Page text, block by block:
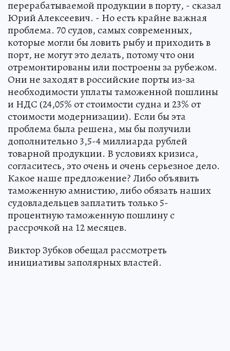
перерабатываемой продукции в порту, - сказал
Юрий Алексеевич. - Но есть крайне важная
проблема. 70 судов, самых современных,
которые могли бы ловить рыбу и приходить в
порт, не могут это делать, потому что они
отремонтированы или построены за рубежом.
Они не заходят в российские порты из-за
необходимости уплаты таможенной пошлины
и НДС (24,05% от стоимости судна и 23% от
стоимости модернизации). Если бы эта
проблема была решена, мы бы получили
дополнительно 3,5-4 миллиарда рублей
товарной продукции. В условиях кризиса,
согласитесь, это очень и очень серьезное дело.
Какое наше предложение? Либо объявить
таможенную амнистию, либо обязать наших
судовладельцев заплатить только 5-
процентную таможенную пошлину с
рассрочкой на 12 месяцев.
Виктор Зубков обещал рассмотреть
инициативы заполярных властей.